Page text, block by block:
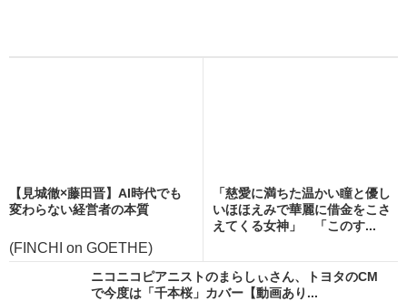
【見城徹×藤田晋】AI時代でも
変わらない経営者の本質
(FINCHI on GOETHE)
「慈愛に満ちた温かい瞳と優し
いほほえみで華麗に借金をこさ
えてくる女神」 「このす...
ニコニコピアニストのまらしぃさん、トヨタのCM
で今度は「千本桜」カバー【動画あり...